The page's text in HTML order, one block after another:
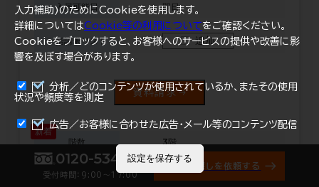
入居可能日 即日
一括請求リスト 追加
資料請求
階数 3階
面積 21坪（69.422㎡）
まとめて資料請求
0120-534-011
受付時間：9:00〜17:00
オフィス探しを依頼する
入力補助)のためにCookieを使用します。
詳細についてはCookie等の利用についてをご確認ください。
Cookieをブロックすると、お客様へのサービスの提供や改善に影
響を及ぼす場合があります。
分析／どのコンテンツが使用されているか、またその使用
状況や頻度等を測定
広告／お客様に合わせた広告・メール等のコンテンツ配信
設定を保存する